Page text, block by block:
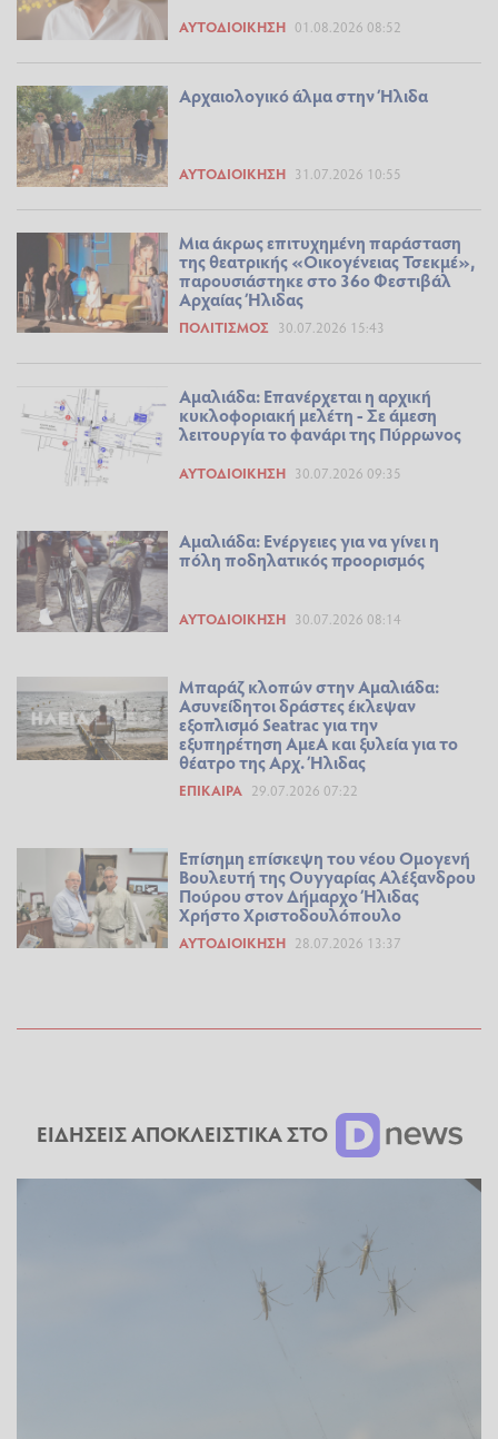
ΑΥΤΟΔΙΟΊΚΗΣΗ 01.08.2026 08:52
Αρχαιολογικό άλμα στην Ήλιδα
ΑΥΤΟΔΙΟΊΚΗΣΗ 31.07.2026 10:55
Μια άκρως επιτυχημένη παράσταση
της θεατρικής «Οικογένειας Τσεκμέ»,
παρουσιάστηκε στο 36ο Φεστιβάλ
Αρχαίας Ήλιδας
ΠΟΛΙΤΙΣΜΌΣ 30.07.2026 15:43
Αμαλιάδα: Επανέρχεται η αρχική
κυκλοφοριακή μελέτη - Σε άμεση
λειτουργία το φανάρι της Πύρρωνος
ΑΥΤΟΔΙΟΊΚΗΣΗ 30.07.2026 09:35
Αμαλιάδα: Ενέργειες για να γίνει η
πόλη ποδηλατικός προορισμός
ΑΥΤΟΔΙΟΊΚΗΣΗ 30.07.2026 08:14
Μπαράζ κλοπών στην Αμαλιάδα:
Ασυνείδητοι δράστες έκλεψαν
εξοπλισμό Seatrac για την
εξυπηρέτηση ΑμεΑ και ξυλεία για το
θέατρο της Αρχ. Ήλιδας
ΕΠΊΚΑΙΡΑ 29.07.2026 07:22
Επίσημη επίσκεψη του νέου Ομογενή
Βουλευτή της Ουγγαρίας Αλέξανδρου
Πούρου στον Δήμαρχο Ήλιδας
Χρήστο Χριστοδουλόπουλο
ΑΥΤΟΔΙΟΊΚΗΣΗ 28.07.2026 13:37
ΕΙΔΗΣΕΙΣ ΑΠΟΚΛΕΙΣΤΙΚΑ ΣΤΟ